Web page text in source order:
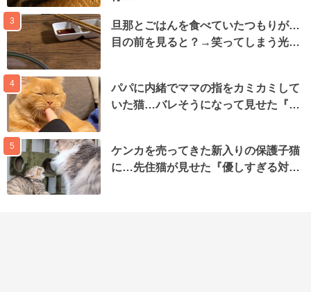
3
旦那とごはんを食べていたつもりが…
目の前を見ると？→笑ってしまう光…
4
パパに内緒でママの指をカミカミして
いた猫…バレそうになって見せた『…
5
ケンカを売ってきた新入りの保護子猫
に…先住猫が見せた『優しすぎる対…